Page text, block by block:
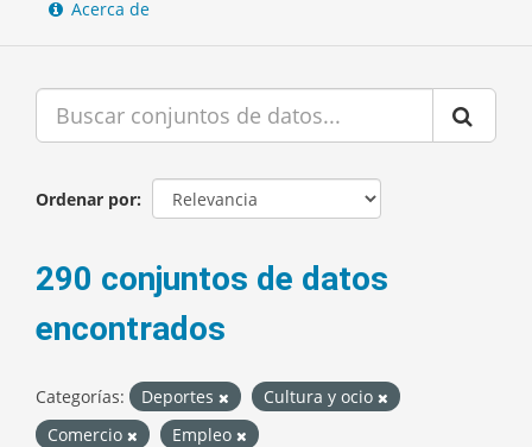
Acerca de
Ordenar por
290 conjuntos de datos
encontrados
Categorías: Deportes
Cultura y ocio
Comercio
Empleo